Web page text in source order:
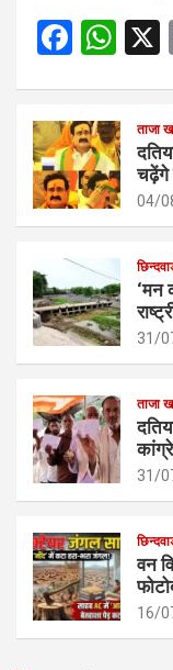
F
b
o
o
W
s
A
p
p
ताजा
चढ़ेंगे
04/
‘मन
31/
ताजा
31/
वन
16/